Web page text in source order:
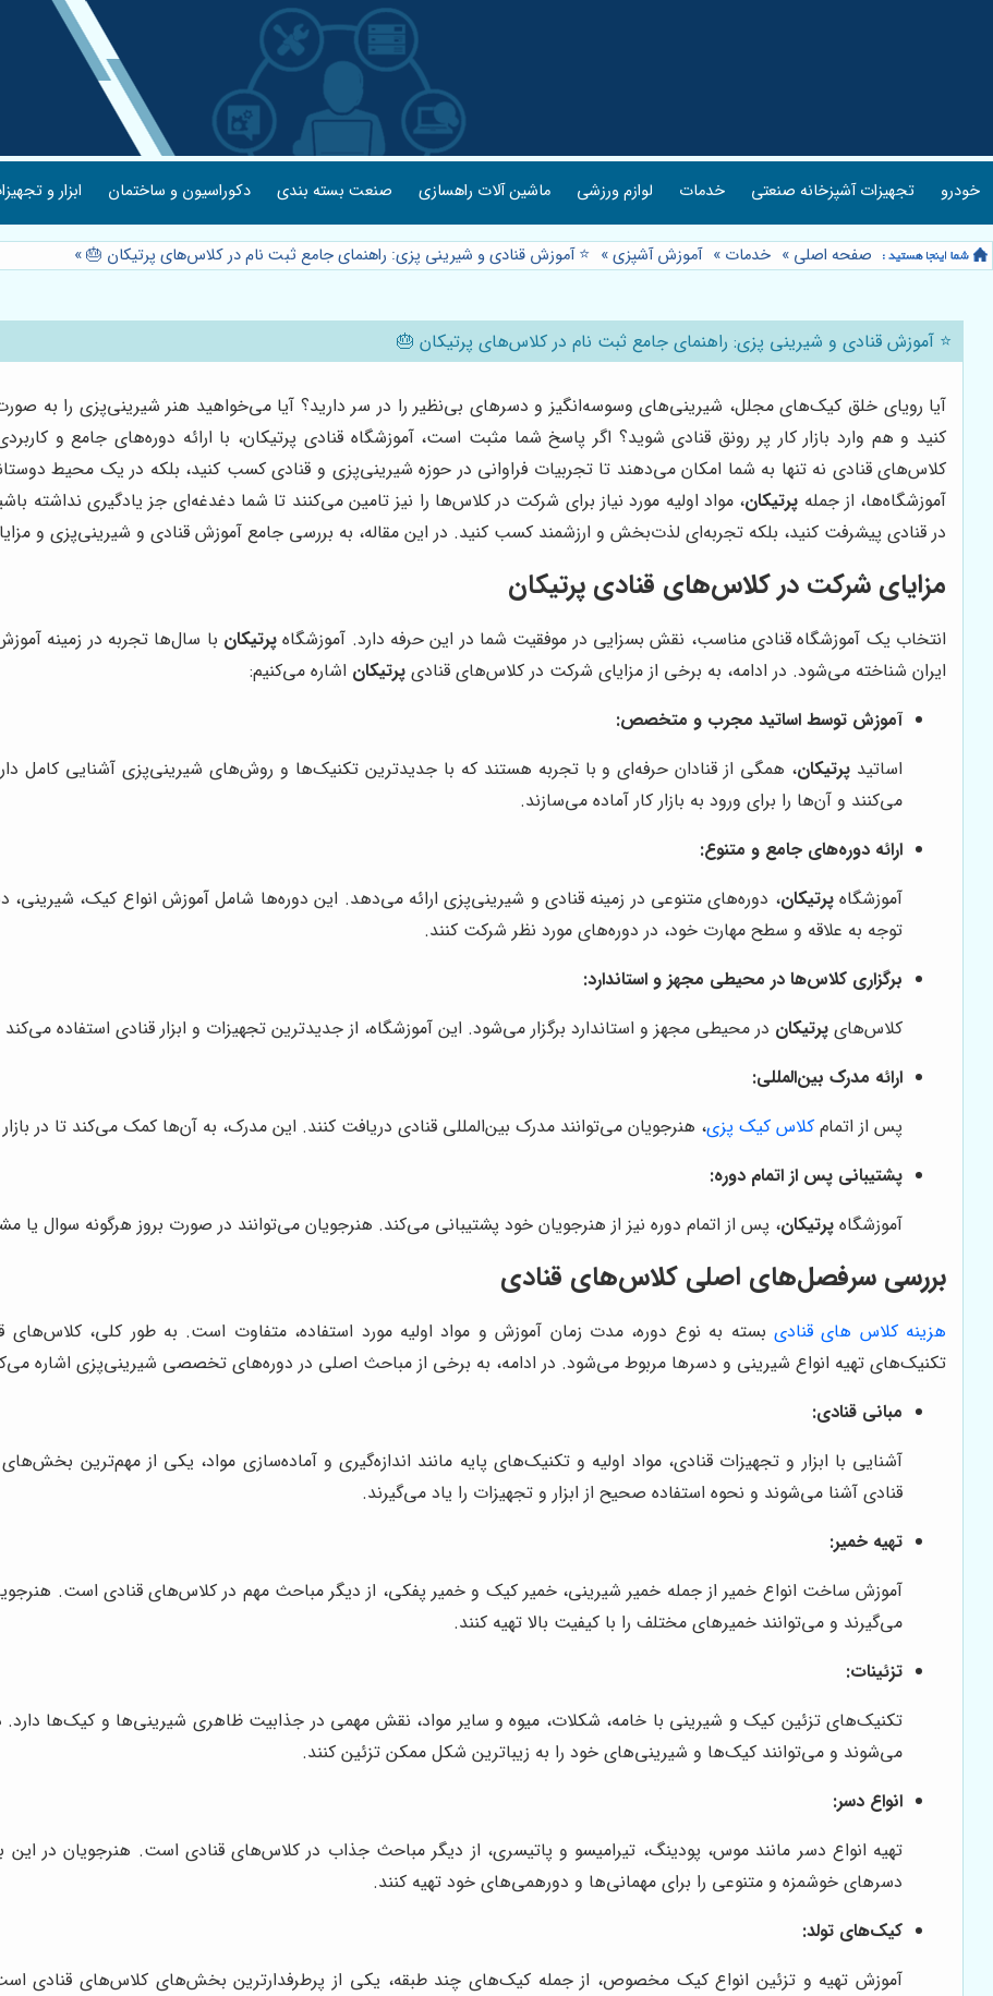
خودرو تجهیزات آشپزخانه صنعتی خدمات لوازم ورزشی ماشین آلات راهسازی صنعت بسته بندی دکوراسیون و ساختمان ابزار و
صفحه اصلی » خدمات » آموزش آشپزی» ⭐️ آموزش قنادی و شیرینی پزی: راهنمای جامع ثبت نام در کلاس‌های پرتیکان 🎂»
⭐️ آموزش قنادی و شیرینی پزی: راهنمای جامع ثبت نام در کلاس‌های پرتیکان 🎂
آیا رویای خلق کیک‌های مجلل، شیرینی‌های وسوسه‌انگیز و دسرهای بی‌نظیر را در سر دارید؟ آیا می‌خواهید هنر شیرینی‌پزی را به
کنید و هم وارد بازار کار پر رونق قنادی شوید؟ اگر پاسخ شما مثبت است، آموزشگاه قنادی پرتیکان، با ارائه دوره‌های جامع و
کلاس‌های قنادی نه تنها به شما امکان می‌دهند تا تجربیات فراوانی در حوزه شیرینی‌پزی و قنادی کسب کنید، بلکه در یک محیط
آموزشگاه‌ها، از جمله پرتیکان، مواد اولیه مورد نیاز برای شرکت در کلاس‌ها را نیز تامین می‌کنند تا شما دغدغه‌ای جز یادگیری نداشته
در قنادی پیشرفت کنید، بلکه تجربه‌ای لذت‌بخش و ارزشمند کسب کنید. در این مقاله، به بررسی جامع آموزش قنادی و شیرینی‌پزی و
مزایای شرکت در کلاس‌های قنادی پرتیکان
انتخاب یک آموزشگاه قنادی مناسب، نقش بسزایی در موفقیت شما در این حرفه دارد. آموزشگاه پرتیکان با سال‌ها تجربه در زمینه
ایران شناخته می‌شود. در ادامه، به برخی از مزایای شرکت در کلاس‌های قنادی پرتیکان اشاره می‌کنیم:
آموزش توسط اساتید مجرب و متخصص:
اساتید پرتیکان، همگی از قنادان حرفه‌ای و با تجربه هستند که با جدیدترین تکنیک‌ها و روش‌های شیرینی‌پزی آشنایی کامل
می‌کنند و آن‌ها را برای ورود به بازار کار آماده می‌سازند.
ارائه دوره‌های جامع و متنوع:
آموزشگاهپرتیکان، دوره‌های متنوعی در زمینه قنادی و شیرینی‌پزی ارائه می‌دهد. این دوره‌ها شامل آموزش انواع کیک،
توجه به علاقه و سطح مهارت خود، در دوره‌های مورد نظر شرکت کنند.
برگزاری کلاس‌ها در محیطی مجهز و استاندارد:
کلاس‌های پرتیکان در محیطی مجهز و استاندارد برگزار می‌شود. این آموزشگاه، از جدیدترین تجهیزات و ابزار قنادی استفاده می‌کند
ارائه مدرک بین‌المللی:
پس از اتمام کلاس کیک پزی، هنرجویان می‌توانند مدرک بین‌المللی قنادی دریافت کنند. این مدرک، به آن‌ها کمک می‌کند تا در
پشتیبانی پس از اتمام دوره:
آموزشگاه پرتیکان، پس از اتمام دوره نیز از هنرجویان خود پشتیبانی می‌کند. هنرجویان می‌توانند در صورت بروز هرگونه سوال یا
بررسی سرفصل‌های اصلی کلاس‌های قنادی
هزینه کلاس های قنادی بسته به نوع دوره، مدت زمان آموزش و مواد اولیه مورد استفاده، متفاوت است. به طور کلی،
تکنیک‌های تهیه انواع شیرینی و دسرها مربوط می‌شود. در ادامه، به برخی از مباحث اصلی در دوره‌های تخصصی شیرینی‌پزی اشاره
مبانی قنادی:
آشنایی با ابزار و تجهیزات قنادی، مواد اولیه و تکنیک‌های پایه مانند اندازه‌گیری و آماده‌سازی مواد، یکی از مهم‌ترین
قنادی آشنا می‌شوند و نحوه استفاده صحیح از ابزار و تجهیزات را یاد می‌گیرند.
تهیه خمیر:
آموزش ساخت انواع خمیر از جمله خمیر شیرینی، خمیر کیک و خمیر پفکی، از دیگر مباحث مهم در کلاس‌های قنادی است.
می‌گیرند و می‌توانند خمیرهای مختلف را با کیفیت بالا تهیه کنند.
تزئینات:
تکنیک‌های تزئین کیک و شیرینی با خامه، شکلات، میوه و سایر مواد، نقش مهمی در جذابیت ظاهری شیرینی‌ها و کیک‌ها
می‌شوند و می‌توانند کیک‌ها و شیرینی‌های خود را به زیباترین شکل ممکن تزئین کنند.
انواع دسر:
تهیه انواع دسر مانند موس، پودینگ، تیرامیسو و پاتیسری، از دیگر مباحث جذاب در کلاس‌های قنادی است. هنرجویان در
دسرهای خوشمزه و متنوعی را برای مهمانی‌ها و دورهمی‌های خود تهیه کنند.
کیک‌های تولد:
آموزش تهیه و تزئین انواع کیک مخصوص، از جمله کیک‌های چند طبقه، یکی از پرطرفدارترین بخش‌های کلاس‌های قنادی